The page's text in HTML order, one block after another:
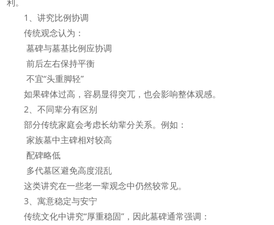
1、讲究比例协调
传统观念认为：
墓碑与墓基比例应协调
前后左右保持平衡
不宜“头重脚轻”
如果碑体过高，容易显得突兀，也会影响整体观感。
2、不同辈分有区别
部分传统家庭会考虑长幼辈分关系。例如：
家族墓中主碑相对较高
配碑略低
多代墓区避免高度混乱
这类讲究在一些老一辈观念中仍然较常见。
3、寓意稳定与安宁
传统文化中讲究“厚重稳固”，因此墓碑通常强调：